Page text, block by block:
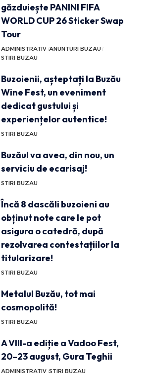
găzduiește PANINI FIFA
WORLD CUP 26 Sticker Swap
Tour
ADMINISTRATIV ANUNTURI BUZAU
STIRI BUZAU
Buzoienii, așteptați la Buzău
Wine Fest, un eveniment
dedicat gustului și
experiențelor autentice!
STIRI BUZAU
Buzăul va avea, din nou, un
serviciu de ecarisaj!
STIRI BUZAU
Încă 8 dascăli buzoieni au
obținut note care le pot
asigura o catedră, după
rezolvarea contestațiilor la
titularizare!
STIRI BUZAU
Metalul Buzău, tot mai
cosmopolită!
STIRI BUZAU
A VIII-a ediție a Vadoo Fest,
20–23 august, Gura Teghii
ADMINISTRATIV STIRI BUZAU